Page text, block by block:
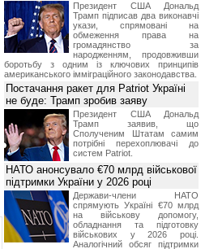
Президент США Дональд
Трамп підписав два виконавчі
укази, спрямовані на
обмеження права на
громадянство за
народженням, продовживши
боротьбу з одним із ключових принципів
американського імміграційного законодавства.
Постачання ракет для Patriot Україні
не буде: Трамп зробив заяву
Президент США Дональд
Трамп заявив, що
Сполученим Штатам самим
потрібні перехоплювачі до
систем Patriot.
НАТО анонсувало €70 млрд військової
підтримки України у 2026 році
Держави-члени НАТО
спрямують Україні €70 млрд
на військову допомогу,
обладнання та підготовку
військових у 2026 році.
Аналогічний обсяг підтримки